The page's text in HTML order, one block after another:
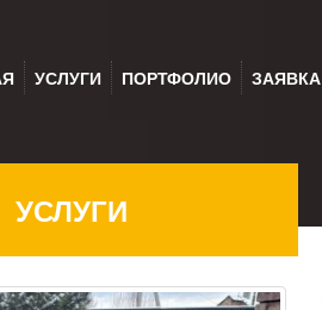
УСЛУГИ ПОРТФОЛИО ЗАЯВКА
УСЛУГИ